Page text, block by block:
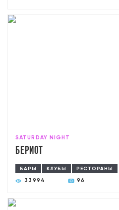
SATURDAY NIGHT
Бериот
БАРЫ КЛУБЫ РЕСТОРАНЫ
33994 96